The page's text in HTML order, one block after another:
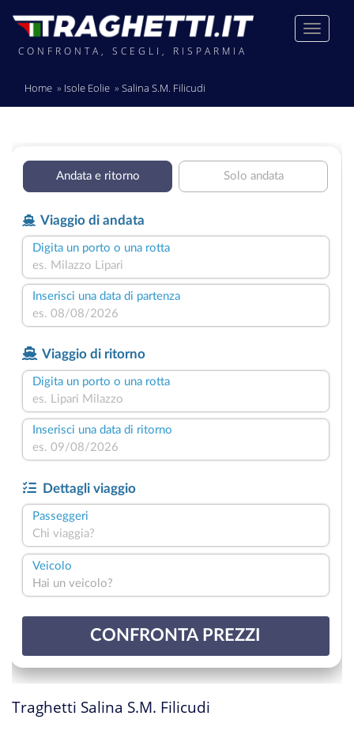
CONFRONTA, SCEGLI, RISPARMIA
Home Isole Eolie Salina S.M. Filicudi
Traghetti Salina S.M. Filicudi